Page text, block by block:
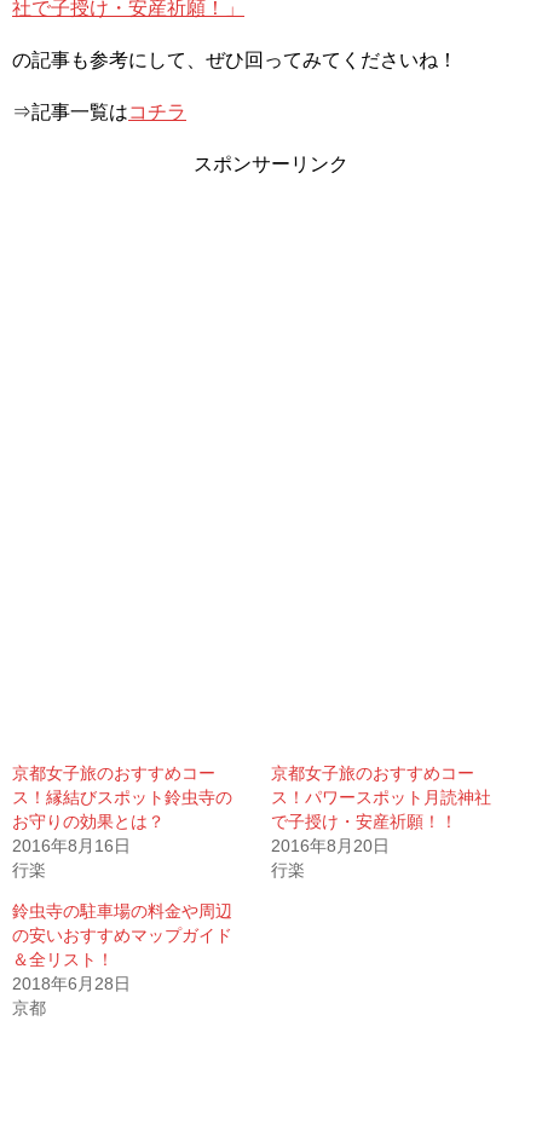
社で子授け・安産祈願！」
の記事も参考にして、ぜひ回ってみてくださいね！
⇒記事一覧はコチラ
スポンサーリンク
京都女子旅のおすすめコー
ス！縁結びスポット鈴虫寺の
お守りの効果とは？
2016年8月16日
行楽
京都女子旅のおすすめコー
ス！パワースポット月読神社
で子授け・安産祈願！！
2016年8月20日
行楽
鈴虫寺の駐車場の料金や周辺
の安いおすすめマップガイド
＆全リスト！
2018年6月28日
京都